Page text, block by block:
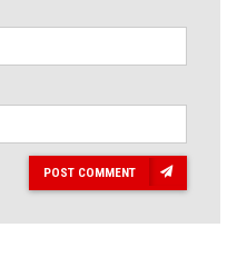
POST COMMENT